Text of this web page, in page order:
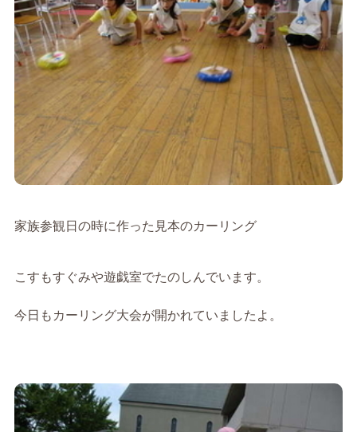
家族参観日の時に作った見本のカーリング
こすもすぐみや遊戯室でたのしんでいます。
今日もカーリング大会が開かれていましたよ。